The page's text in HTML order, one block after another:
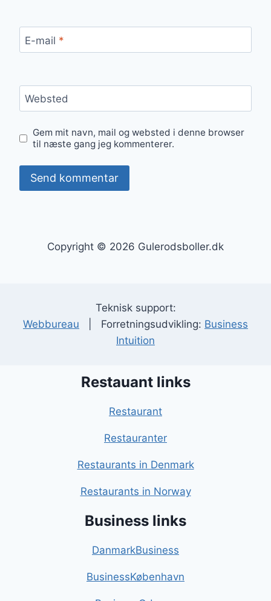
E-mail *
Websted
Gem mit navn, mail og websted i denne browser
til næste gang jeg kommenterer.
Copyright © 2026 Gulerodsboller.dk
Teknisk support:
Webbureau | Forretningsudvikling: Business
Intuition
Restauant links
Restaurant
Restauranter
Restaurants in Denmark
Restaurants in Norway
Business links
DanmarkBusiness
BusinessKøbenhavn